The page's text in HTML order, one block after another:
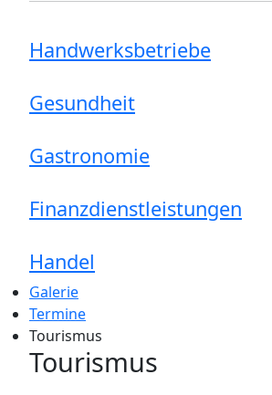
Handwerksbetriebe
Gesundheit
Gastronomie
Finanzdienstleistungen
Handel
Galerie
Termine
Tourismus
Tourismus